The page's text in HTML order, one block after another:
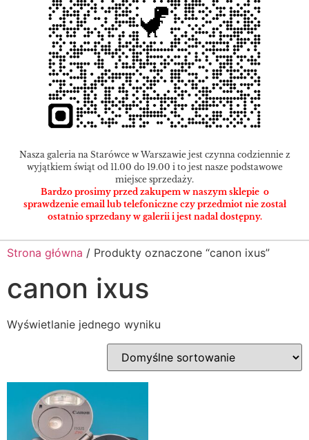
Nasza galeria na Starówce w Warszawie jest czynna codziennie z
wyjątkiem świąt od 11.00 do 19.00 i to jest nasze podstawowe
miejsce sprzedaży.
Bardzo prosimy przed zakupem w naszym sklepie o
sprawdzenie email lub telefoniczne czy przedmiot nie został
ostatnio sprzedany w galerii i jest nadal dostępny.
Strona główna / Produkty oznaczone “canon ixus”
canon ixus
Wyświetlanie jednego wyniku